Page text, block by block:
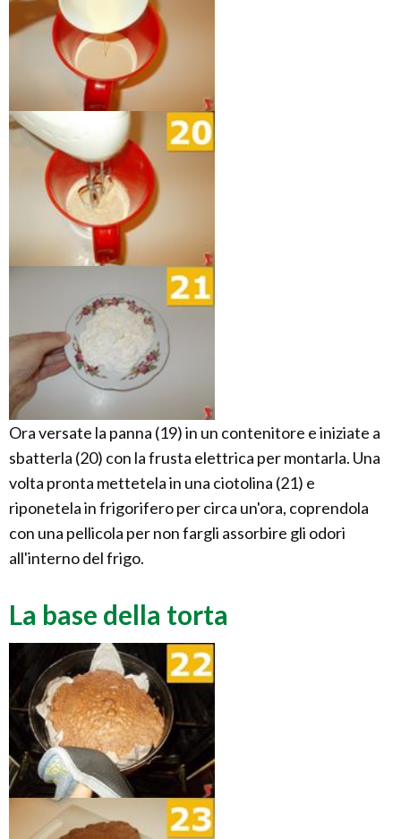
Ora versate la panna (19) in un contenitore e iniziate a
sbatterla (20) con la frusta elettrica per montarla. Una
volta pronta mettetela in una ciotolina (21) e
riponetela in frigorifero per circa un'ora, coprendola
con una pellicola per non fargli assorbire gli odori
all'interno del frigo.
La base della torta